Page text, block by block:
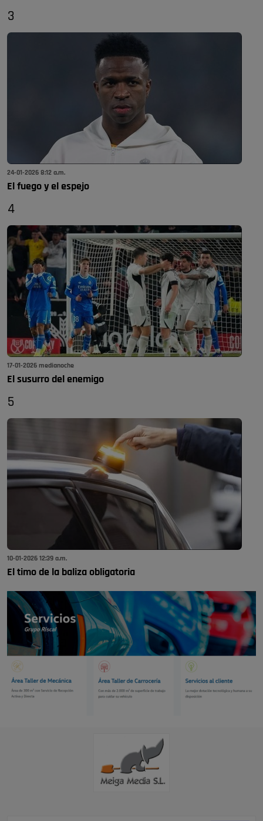
3
24-01-2026 8:12 a.m.
El fuego y el espejo
4
17-01-2026 medianoche
El susurro del enemigo
5
10-01-2026 12:39 a.m.
El timo de la baliza obligatoria